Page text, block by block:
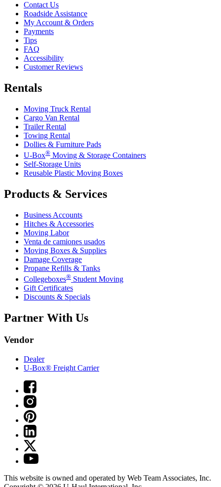
Contact Us
Roadside Assistance
My Account & Orders
Payments
Tips
FAQ
Accessibility
Customer Reviews
Rentals
Moving Truck Rental
Cargo Van Rental
Trailer Rental
Towing Rental
Dollies & Furniture Pads
U-Box® Moving & Storage Containers
Self-Storage Units
Reusable Plastic Moving Boxes
Products & Services
Business Accounts
Hitches & Accessories
Moving Labor
Venta de camiones usados
Moving Boxes & Supplies
Damage Coverage
Propane Refills & Tanks
Collegeboxes® Student Moving
Gift Certificates
Discounts & Specials
Partner With Us
Vendor
Dealer
U-Box® Freight Carrier
This website is owned and operated by Web Team Associates, Inc.